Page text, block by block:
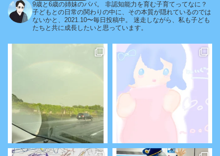
9歳と6歳の姉妹のパパ。
非認知能力を育む子育てってなに？
子どもとの日常の関わりの中に、その本質が隠れているのでは
ないかと、2021.10〜毎日投稿中。
迷走しながら、私も子ども
たちと共に成長したいと思っています。